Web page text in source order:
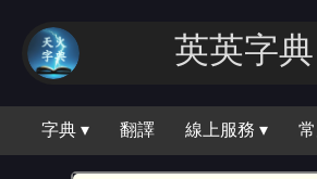
英英字典
字典 ▾ 翻譯 線上服務 ▾